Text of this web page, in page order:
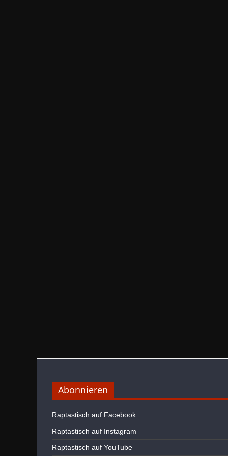
Abonnieren
Raptastisch auf Facebook
Raptastisch auf Instagram
Raptastisch auf YouTube